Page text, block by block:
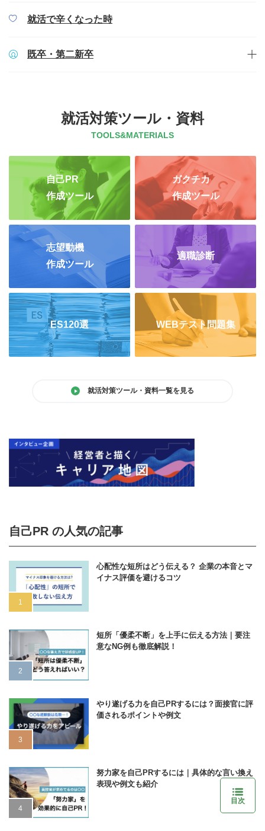
就活で辛くなった時
既卒・第二新卒
就活対策ツール・資料
TOOLS&MATERIALS
自己PR
作成ツール
ガクチカ
作成ツール
志望動機
作成ツール
適職診断
ES120選 WEBテスト問題集
就活対策ツール・資料一覧を見る
自己PR の人気の記事
心配性な短所はどう伝える？ 企業の本音とマ
イナス評価を避けるコツ
短所「優柔不断」を上手に伝える方法｜要注
意なNG例も徹底解説！
やり遂げる力を自己PRするには？面接官に評
価されるポイントや例文
努力家を自己PRするには｜具体的な言い換え
表現や例文も紹介
目次